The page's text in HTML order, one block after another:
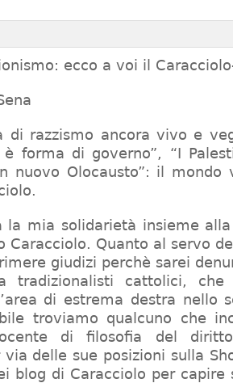
ecco a voi il
di razzismo ancora vivo e
forma di governo”, “I
nuovo Olocausto”: il mondo
la mia solidarietà insieme
Caracciolo. Quanto al servo
giudizi perchè sarei
tradizionalisti cattolici,
di estrema destra nello
troviamo qualcuno che
di filosofia del
delle sue posizioni sulla
blog di Caracciolo per